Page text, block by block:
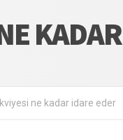
ne kadar idare eder